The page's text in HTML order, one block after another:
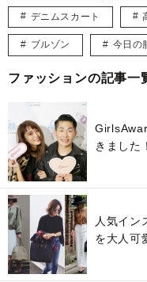
デニムスカート
ブルゾン 今日の
ファッションの記事一
きました！
人気イ
を大人可